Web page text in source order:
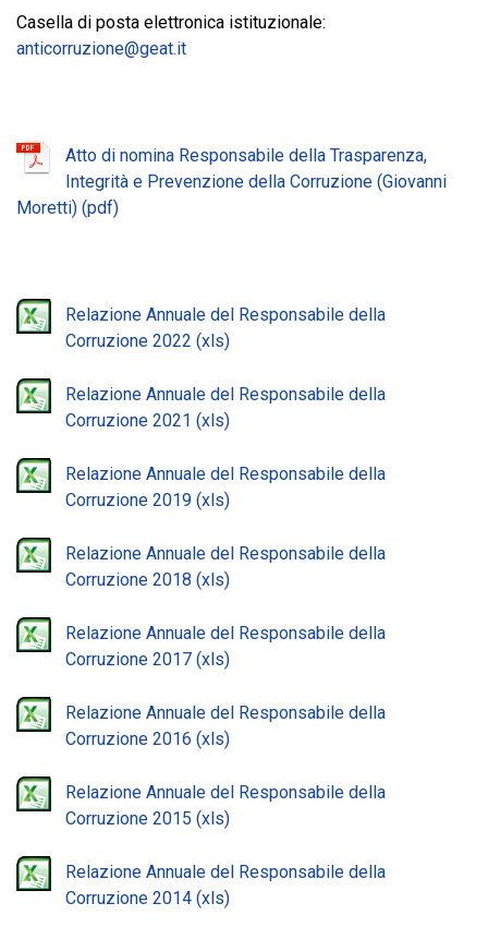
Casella di posta elettronica istituzionale:
anticorruzione@geat.it
Atto di nomina Responsabile della Trasparenza,
Integrità e Prevenzione della Corruzione (Giovanni
Moretti)
Relazione Annuale del Responsabile della
Corruzione 2022
Relazione Annuale del Responsabile della
Corruzione 2021
Relazione Annuale del Responsabile della
Corruzione 2019
Relazione Annuale del Responsabile della
Corruzione 2018
Relazione Annuale del Responsabile della
Corruzione 2017
Relazione Annuale del Responsabile della
Corruzione 2016
Relazione Annuale del Responsabile della
Corruzione 2015
Relazione Annuale del Responsabile della
Corruzione 2014